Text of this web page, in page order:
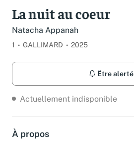
La nuit au coeur
Natacha Appanah
1 GALLIMARD 2025
Être alerté
Actuellement indisponible
À propos